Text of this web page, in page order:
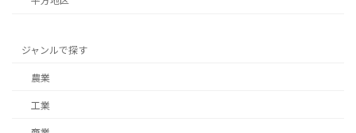
ジャンルで探す
農業
工業